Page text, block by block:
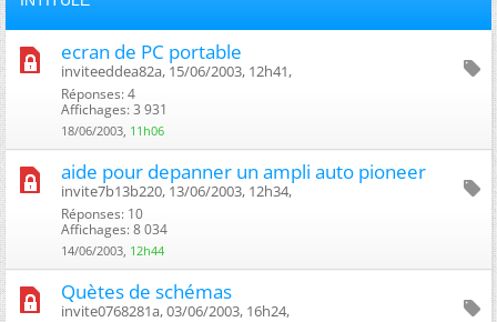
ecran de PC portable
inviteeddea82a, 15/06/2003, 12h41, ‎
Réponses: 4
Affichages: 3 931
18/06/2003, 11h06
aide pour depanner un ampli auto pioneer
invite7b13b220, 13/06/2003, 12h34, ‎
Réponses: 10
Affichages: 8 034
14/06/2003, 12h44
Quètes de schémas
invite0768281a, 03/06/2003, 16h24, ‎